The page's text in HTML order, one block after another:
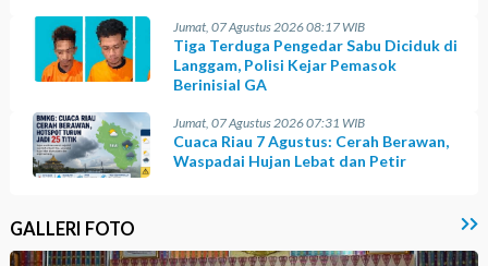
Jumat, 07 Agustus 2026 08:17 WIB
Tiga Terduga Pengedar Sabu Diciduk di
Langgam, Polisi Kejar Pemasok
Berinisial GA
Jumat, 07 Agustus 2026 07:31 WIB
Cuaca Riau 7 Agustus: Cerah Berawan,
Waspadai Hujan Lebat dan Petir
GALLERI FOTO